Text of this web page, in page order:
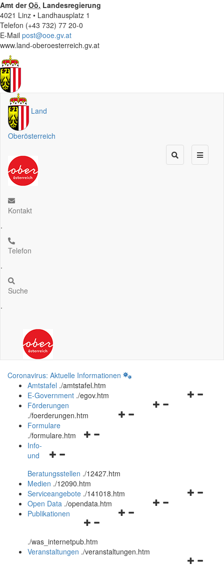
Amt derOö. Landesregierung
4021 Linz • Landhausplatz 1
Telefon (+43 732) 77 20-0
E-Mail post@ooe.gv.at
www.land-oberoesterreich.gv.at
Land
Oberösterreich
Kontakt
.
Telefon
.
Suche
.
Coronavirus: Aktuelle Informationen
Amtstafel ./amtstafel.htm
Navigationsmenü
E-Government ./egov.htm
Navigationsmenü
Förderungen
./foerderungen.htm
Navigationsmenü
Formulare
./formulare.htm
Navigationsmenü
und
schließen
Info-
und
Beratungsstellen ./12427.htm
Medien ./12090.htm
Navigationsmenü
Serviceangebote ./141018.htm
Navigationsmenü
Open Data ./opendata.htm
Navigationsmenü
und
schließen
Publikationen
./was_internetpub.htm
Veranstaltungen ./veranstaltungen.htm